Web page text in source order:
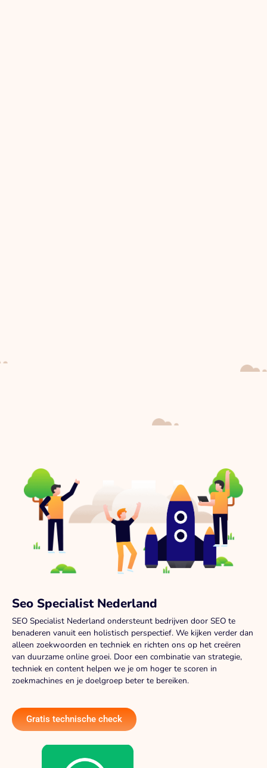
Seo Specialist Nederland
SEO Specialist Nederland ondersteunt bedrijven door SEO te
benaderen vanuit een holistisch perspectief. We kijken verder dan
alleen zoekwoorden en techniek en richten ons op het creëren
van duurzame online groei. Door een combinatie van strategie,
techniek en content helpen we je om hoger te scoren in
zoekmachines en je doelgroep beter te bereiken.
Gratis technische check